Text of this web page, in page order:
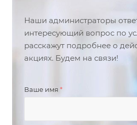
Наши администраторы
интересующий вопрос по
расскажут подробнее о
акциях. Будем на связи!
Ваше имя *